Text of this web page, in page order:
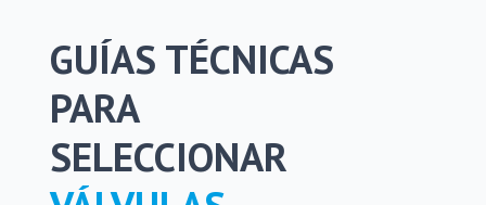
GUÍAS TÉCNICAS
PARA
SELECCIONAR